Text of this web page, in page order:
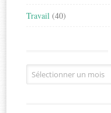
Travail (40)
Archives